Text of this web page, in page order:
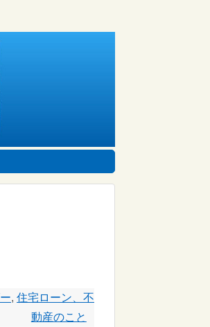
, 住宅ローン、不
動産のこと